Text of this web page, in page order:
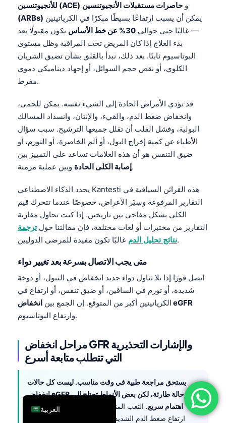
للأنجيوتنسين (ACE)
و حاصرات مستقبلات الأنجيوتنسين
(ARBs)
— غالبًا حتى حوالي 30% عن خط الأساس
يكون مقبولًا بعد
بدء العلاج إذا كان المريض تحت المراقبة وظل مستوى
البوتاسيوم ثابتًا. بعد ذلك، نبدأ بالقلق بشأن تضيق الشريان
الكلوي، أو نقص حجم السوائل، أو إجهاد ديناميكي دموي
مفرط.
قد تؤدي الأمراض الحادة إلى الشيء نفسه. يمكن للحمى،
وانخفاض ضغط الدم، والقيء، والإنتان، وانسداد المسالك
البولية، وفشل القلب أن تقلل جميعها الترشيح. سبب سؤال
الأطباء عن كمية إخراج البول، أو ألم الخاصرة، أو التورم، أو
ضيق التنفس هو أن هذه العلامات تساعد على التمييز بين
إصابة الكلى الحادةوبين عملية مزمنة.
يحدد الذكاء الاصطناعي Kantesti هذه القرائن السياقية في
التقارير المرفوعة وسِيَر الأعراض، خصوصًا عندما تتحرك قيم
الكلى بشكل مفاجئ بين تاريخين. إذا كنت تحاول مقارنة
التقارير من مختبرات أو لغات مختلفة، فإن مقالتنا حولترجمة
نتائج تحليل الدمغالبًا تكون مفيدة للمرضى الدوليين.
متى يجب الاتصال بسرعة بعد تغيير دواء
اتصل فورًا إذا تلا تناول دواء جديد انخفاض في التبول، أو دوخة
شديدة، أو تورم في الساقين، أو ضيق تنفس، أو ارتفاع في
الكرياتينين أكبر من المتوقع. إن الجمع بين انخفاض eGFR
وارتفاع البوتاسيوم.
مراحل انخفاض GFR والإشارات التحذيرية
التي تتطلب متابعة أسرع
يستحق مراجعة طبية في وقت مناسب. ليست كل حالات
انخفاض eGFR حالة طارئة، لكن بعض الأنماط تحتاج إلى
اهتمام سريع. التعب المتفاقم، تورّم، ارتفاع البوتاسيوم،
ارتفاع ضغط الدم الشديد، وجود دم في البول، أو حدوث
العربية
English
Français
עִבְרִית
Español
Português
Ελληνικά
Türkçe
Română
简体中文
فارسی
Български
Nederlands
हिन्दी
Bahasa Indonesia
Հայերեն
Svenska
Bosanski
Azərbaycan dili
Eesti